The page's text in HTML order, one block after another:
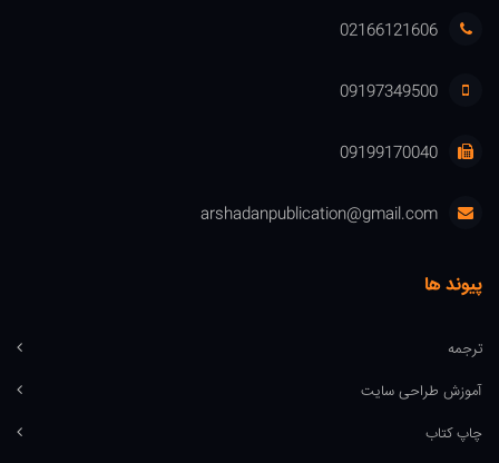
02166121606
09197349500
09199170040
arshadanpublication@gmail.com
پیوند ها
ترجمه
آموزش طراحی سایت
چاپ کتاب